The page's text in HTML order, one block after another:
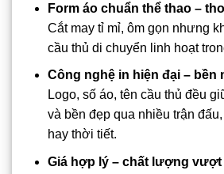
Form áo chuẩn thể thao –
Cắt may tỉ mỉ, ôm gọn nhưng
cầu thủ di chuyển linh hoạt
Công nghệ in hiện đại – bền
Logo, số áo, tên cầu thủ đều
và bền đẹp qua nhiều trận
hay thời tiết.
Giá hợp lý – chất lượng